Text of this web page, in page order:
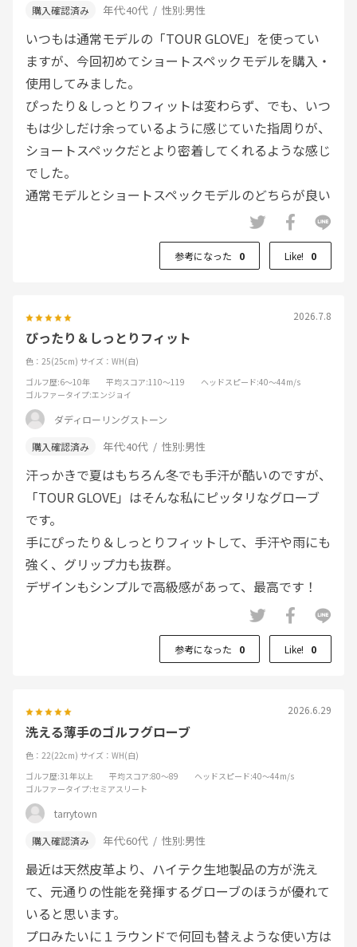
年代:40代 性別:男性
いつもは通常モデルの「TOUR GLOVE」を使ってい
ますが、今回初めてショートスペックモデルを購入・
使用してみました。
ぴったり＆しっとりフィットは変わらず、でも、いつ
もは少しだけ余っているように感じていた指周りが、
ショートスペックだとより密着してくれるような感じ
でした。
通常モデルとショートスペックモデルのどちらが良い
のか、何ラウンドかそれぞれ試しながら探ってみたい
参考になった 0 Like! 0
2026.7.8
ぴったり＆しっとりフィット
色：25(25cm) サイズ：WH(白)
ゴルフ歴:6～10年 平均スコア:110～119 ヘッドスピード:40～44m/s
ゴルファータイプ:エンジョイ
ダディローリングストーン
年代:40代 性別:男性
汗っかきで夏はもちろん冬でも手汗が酷いのですが、
「TOUR GLOVE」はそんな私にピッタリなグローブ
です。
手にぴったり＆しっとりフィットして、手汗や雨にも
強く、グリップ力も抜群。
デザインもシンプルで高級感があって、最高です！
参考になった 0 Like! 0
2026.6.29
洗える薄手のゴルフグローブ
色：22(22cm) サイズ：WH(白)
ゴルフ歴:31年以上 平均スコア:80～89 ヘッドスピード:40～44m/s
ゴルファータイプ:セミアスリート
tarrytown
年代:60代 性別:男性
最近は天然皮革より、ハイテク生地製品の方が洗え
て、元通りの性能を発揮するグローブのほうが優れて
いると思います。
プロみたいに１ラウンドで何回も替えような使い方は